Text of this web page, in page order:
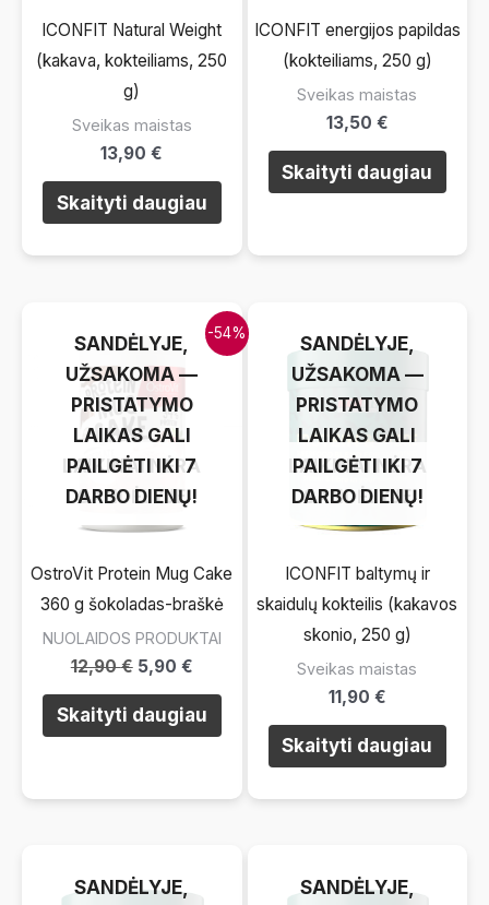
ICONFIT Natural Weight
(kakava, kokteiliams, 250
g)
Sveikas maistas
13,90€
Skaityti daugiau
ICONFIT energijos papildas
(kokteiliams, 250 g)
Sveikas maistas
13,50 €
Skaityti daugiau
-54%
LAIKINAI NĖRA
SANDĖLYJE
SANDĖLYJE,
UŽSAKOMA —
PRISTATYMO
LAIKAS GALI
PAILGĖTI IKI 7
DARBO DIENŲ!
OstroVit Protein Mug Cake
360 g šokoladas-braškė
NUOLAIDOS PRODUKTAI
12,90€ Original
was:
12,90 €.
5,90 €Current
is:
5,90 €.
Skaityti daugiau
LAIKINAI NĖRA
SANDĖLYJE
SANDĖLYJE,
UŽSAKOMA —
PRISTATYMO
LAIKAS GALI
PAILGĖTI IKI 7
DARBO DIENŲ!
ICONFIT baltymų ir
skaidulų kokteilis (kakavos
skonio, 250 g)
Sveikas maistas
11,90 €
Skaityti daugiau
SANDĖLYJE,
SANDĖLYJE,